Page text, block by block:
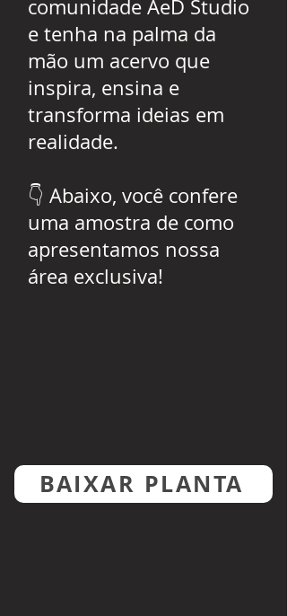
comunidade AeD Studio
e tenha na palma da
mão um acervo que
inspira, ensina e
transforma ideias em
realidade.
👇 Abaixo, você confere
uma amostra de como
apresentamos nossa
área exclusiva!
BAIXAR PLANTA